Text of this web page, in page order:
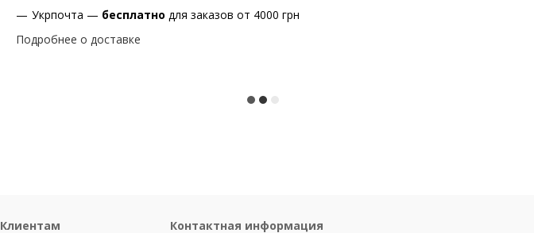
Укрпочта — бесплатно для заказов от 4000 грн
Подробнее о доставке
Клиентам Контактная информация